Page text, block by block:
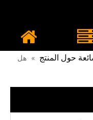
حول المنتج » هل